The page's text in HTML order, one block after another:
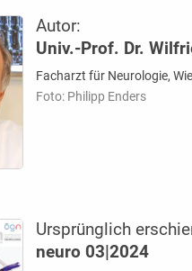
Autor:
Univ.-Prof. Dr.
Facharzt für Neurologie,
Foto: Philipp Enders
Ursprünglich
neuro 03|2024